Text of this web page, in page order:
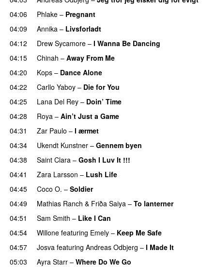
04:06
Phlake – Pregnant
04:09 Annika – Livsforladt
04:12
Drew Sycamore – I Wanna Be Dancing
04:15
Chinah – Away From Me
04:20
Kops – Dance Alone
04:22 Carllo Yaboy – Die for You
04:25
Lana Del Rey – Doin’ Time
04:28
Roya – Ain’t Just a Game
04:31 Zar Paulo – I ærmet
04:34
Ukendt Kunstner – Gennem byen
04:38
Saint Clara – Gosh I Luv It !!!
04:41
Zara Larsson – Lush Life
04:45
Coco O. – Soldier
04:49
Mathias Ranch & Friða Saiya – To lanterner
04:51 Sam Smith – Like I Can
04:54
Willone featuring Emely – Keep Me Safe
04:57
Josva featuring Andreas Odbjerg – I Made It
05:03
Ayra Starr – Where Do We Go